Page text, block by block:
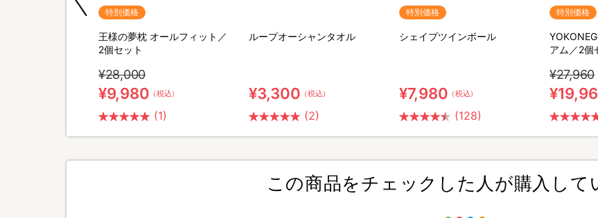
特別価格
王様の夢枕 オールフィット／
2個セット
¥28,000
¥9,980 （税込）
(1)
ループオーシャンタオル
¥3,300 （税込）
(2)
特別価格
シェイプツインボール
¥7,980 （税込）
(128)
特別価格
アム／2個
¥27,960
この商品をチェックした人が購入して